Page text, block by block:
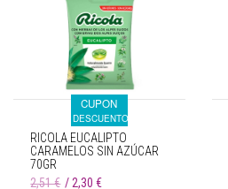
CUPON
DESCUENTO
RICOLA EUCALIPTO
CARAMELOS SIN AZÚCAR
70GR
2,51 €
2,30 €